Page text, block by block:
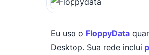
Eu uso o FloppyData
Desktop. Sua rede inclui